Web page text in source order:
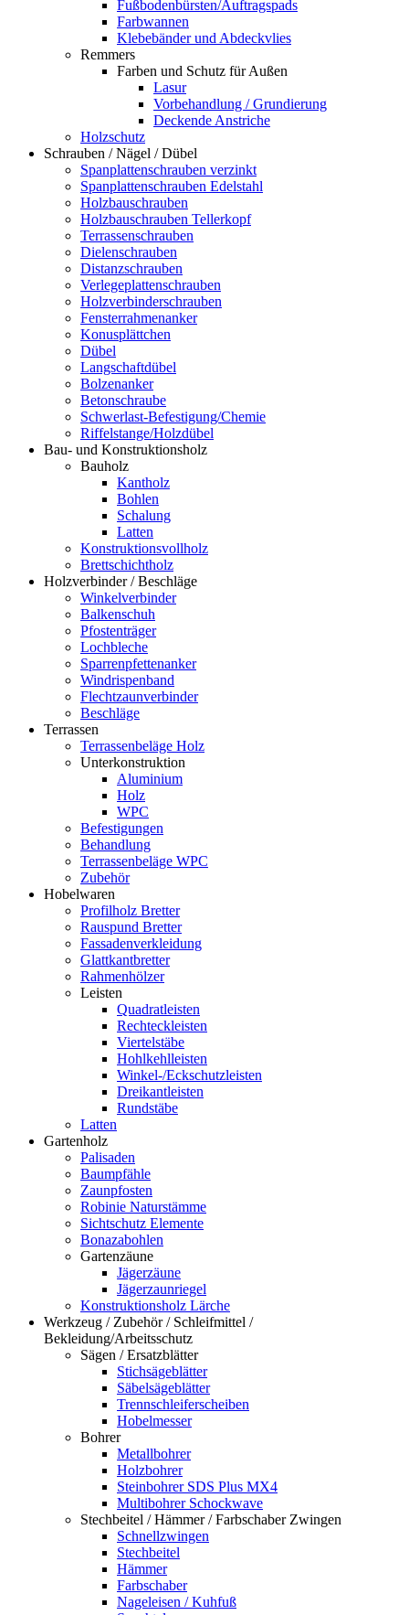
Fußbodenbürsten/Auftragspads
Farbwannen
Klebebänder und Abdeckvlies
Remmers
Farben und Schutz für Außen
Lasur
Vorbehandlung / Grundierung
Deckende Anstriche
Holzschutz
Schrauben / Nägel / Dübel
Spanplattenschrauben verzinkt
Spanplattenschrauben Edelstahl
Holzbauschrauben
Holzbauschrauben Tellerkopf
Terrassenschrauben
Dielenschrauben
Distanzschrauben
Verlegeplattenschrauben
Holzverbinderschrauben
Fensterrahmenanker
Konusplättchen
Dübel
Langschaftdübel
Bolzenanker
Betonschraube
Schwerlast-Befestigung/Chemie
Riffelstange/Holzdübel
Bau- und Konstruktionsholz
Bauholz
Kantholz
Bohlen
Schalung
Latten
Konstruktionsvollholz
Brettschichtholz
Holzverbinder / Beschläge
Winkelverbinder
Balkenschuh
Pfostenträger
Lochbleche
Sparrenpfettenanker
Windrispenband
Flechtzaunverbinder
Beschläge
Terrassen
Terrassenbeläge Holz
Unterkonstruktion
Aluminium
Holz
WPC
Befestigungen
Behandlung
Terrassenbeläge WPC
Zubehör
Hobelwaren
Profilholz Bretter
Rauspund Bretter
Fassadenverkleidung
Glattkantbretter
Rahmenhölzer
Leisten
Quadratleisten
Rechteckleisten
Viertelstäbe
Hohlkehlleisten
Winkel-/Eckschutzleisten
Dreikantleisten
Rundstäbe
Latten
Gartenholz
Palisaden
Baumpfähle
Zaunpfosten
Robinie Naturstämme
Sichtschutz Elemente
Bonazabohlen
Gartenzäune
Jägerzäune
Jägerzaunriegel
Konstruktionsholz Lärche
Werkzeug / Zubehör / Schleifmittel /
Bekleidung/Arbeitsschutz
Sägen / Ersatzblätter
Stichsägeblätter
Säbelsägeblätter
Trennschleiferscheiben
Hobelmesser
Bohrer
Metallbohrer
Holzbohrer
Steinbohrer SDS Plus MX4
Multibohrer Schockwave
Stechbeitel / Hämmer / Farbschaber Zwingen
Schnellzwingen
Stechbeitel
Hämmer
Farbschaber
Nageleisen / Kuhfuß